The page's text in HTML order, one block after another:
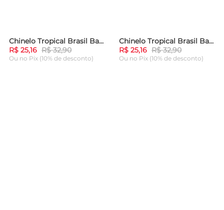
- 23%Chinelo Tropical Brasil Baby Vermelho com Azul Marinho
R$ 25,16 R$ 32,90
Ou no Pix (10% de desconto)
- 23%Chinelo Tropical Brasil Baby Azul Marinho
R$ 25,16 R$ 32,90
Ou no Pix (10% de desconto)